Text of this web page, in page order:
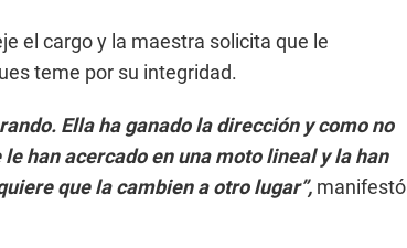
el cargo y la maestra solicita que le
teme por su integridad.
Ella ha ganado la dirección y como no
han acercado en una moto lineal y la han
que la cambien a otro lugar”, manifestó